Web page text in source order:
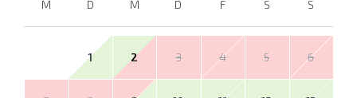
M D M D F S S
1 2 3 4 5 6